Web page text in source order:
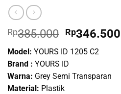
Rp385.000 Original
price
was:
Rp385.000.
Rp346.500
Model: YOURS ID 1205 C2
Brand : YOURS ID
Warna: Grey Semi Transparan
Material: Plastik